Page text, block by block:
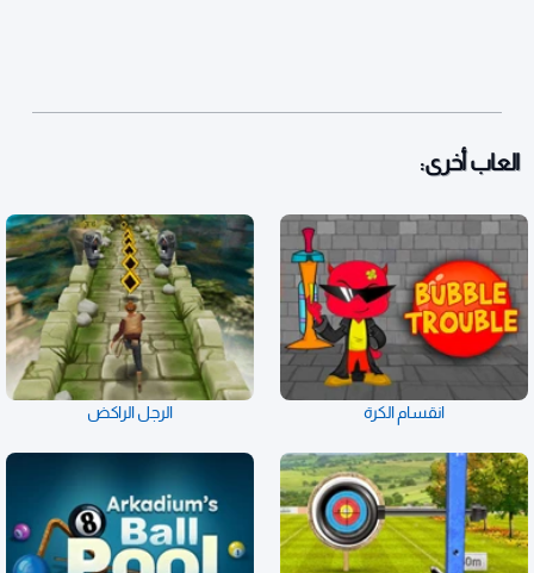
العاب أخرى:
انقسام الكرة الرجل الراكض